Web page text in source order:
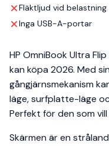
Fläktljud vid belastning
Inga USB-A-portar
HP OmniBook Ultra
kan köpa 2026. Med
gångjärnsmekanism
läge, surfplatte-läge
Perfekt för den som
Skärmen är en